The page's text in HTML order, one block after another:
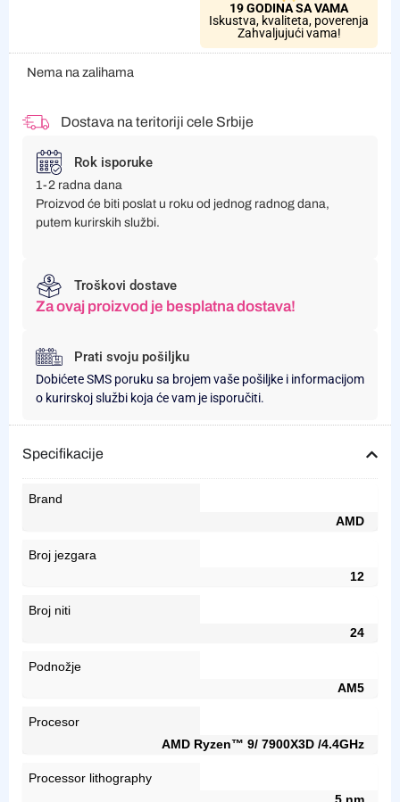
19 GODINA SA VAMA
Iskustva, kvaliteta, poverenja
Zahvaljujući vama!
Nema na zalihama
Dostava na teritoriji cele Srbije
Rok isporuke
1-2 radna dana
Proizvod će biti poslat u roku od jednog radnog dana,
putem kurirskih službi.
Troškovi dostave
Za ovaj proizvod je besplatna dostava!
Prati svoju pošiljku
Dobićete SMS poruku sa brojem vaše pošiljke i informacijom
o kurirskoj službi koja će vam je isporučiti.
Specifikacije
Brand
AMD
Broj jezgara
12
Broj niti
24
Podnožje
AM5
Procesor
AMD Ryzen™ 9/ 7900X3D /4.4GHz
Processor lithography